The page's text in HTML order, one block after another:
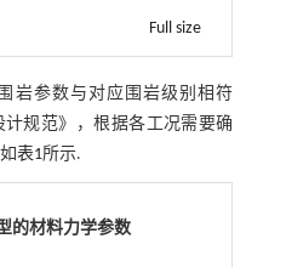
Full size
岩参数与对应围岩级别相符
规范》，根据各工况需要确
表1所示.
的材料力学参数